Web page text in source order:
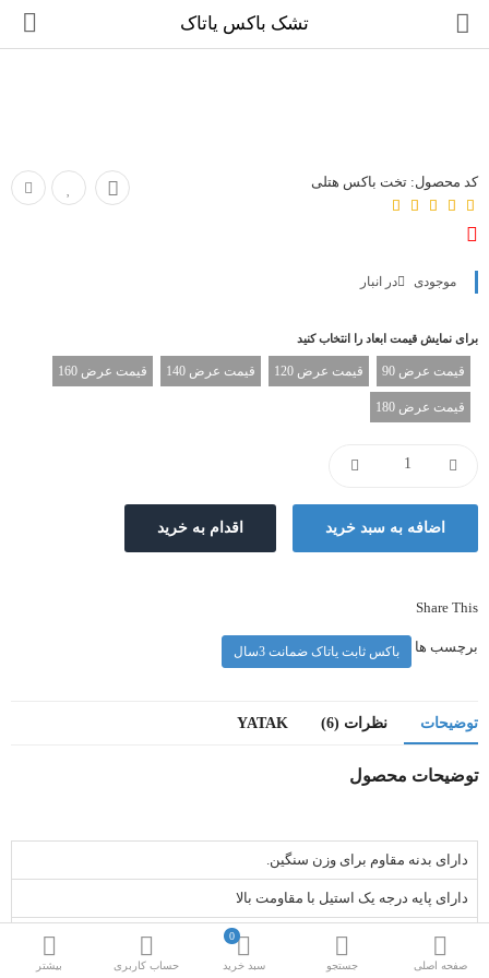
تشک
واحد پول
صفحه اصلی جستجو
0
سبد خرید حساب کاربری بیشتر
تشک باکس یاتاک
کد محصول: تخت باکس هتلی
موجودی در انبار
برای نمایش قیمت ابعاد را انتخاب کنید
قیمت عرض 90 قیمت عرض 120 قیمت عرض 140 قیمت عرض 160
قیمت عرض 180
Share This
برچسب ها باکس ثابت یاتاک ضمانت 3سال
توضیحات نظرات (6) YATAK
توضیحات محصول
دارای بدنه مقاوم برای وزن سنگین.
دارای پایه درجه یک استیل با مقاومت بالا
قابلیت سفارش با چرم یا مخمل در سایزهای مختلف . دررنگ بندی تاج بالاسری
رویه از پارچه ژاکارد نقش دوزی شده